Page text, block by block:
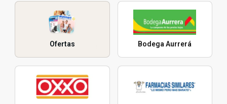
Ofertas Bodega Aurrerá